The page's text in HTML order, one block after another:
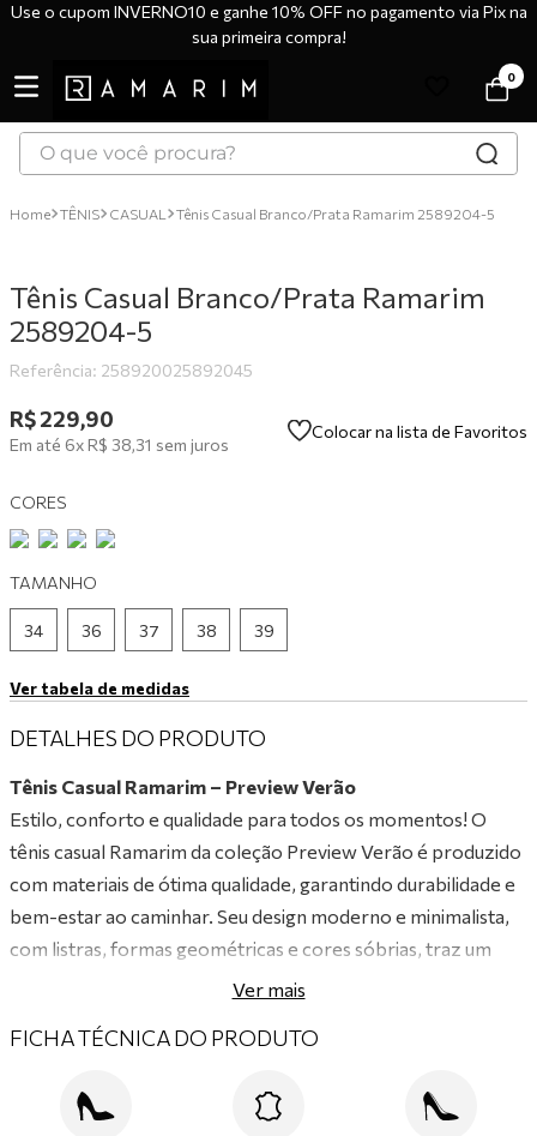
Use o cupom INVERNO10 e ganhe 10% OFF no pagamento via Pix na
sua primeira compra!
0
O que você procura?
TÊNIS CASUAL Tênis Casual Branco/Prata Ramarim 2589204-5
Tênis Casual Branco/Prata Ramarim
2589204-5
Referência: 258920025892045
R$229,90
Em até 6xR$ 38,31 sem juros
Colocar na lista de Favoritos
CORES
TAMANHO
34 36 37 38 39
Ver tabela de medidas
DETALHES DO PRODUTO
Tênis Casual Ramarim – Preview Verão
Estilo, conforto e qualidade para todos os momentos! O
tênis casual Ramarim da coleção Preview Verão é produzido
com materiais de ótima qualidade, garantindo durabilidade e
bem-estar ao caminhar. Seu design moderno e minimalista,
com listras, formas geométricas e cores sóbrias, traz um
toque de sofisticação e versatilidade para compor looks
Ver mais
FICHA TÉCNICA DO PRODUTO
TERMOS MAIS BUSCADOS
3º
sandália
º
botas
6º
tênis casual
8º
mocassim
9 º
tênis branco
10
tênis preto